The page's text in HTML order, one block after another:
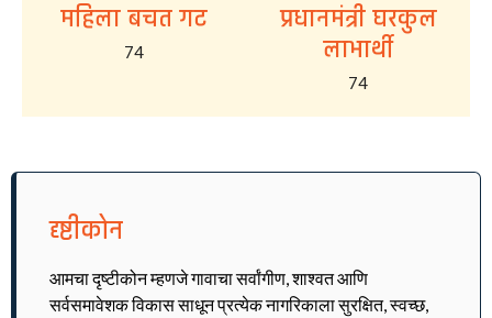
महिला बचत गट
74
प्रधानमंत्री घरकुल
लाभार्थी
74
दृष्टीकोन
आमचा दृष्टीकोन म्हणजे गावाचा सर्वांगीण, शाश्वत आणि
सर्वसमावेशक विकास साधून प्रत्येक नागरिकाला सुरक्षित, स्वच्छ,